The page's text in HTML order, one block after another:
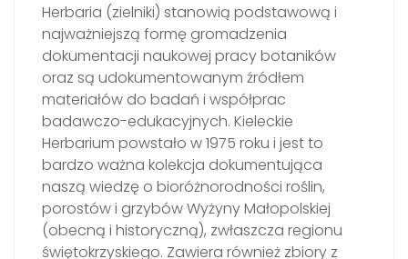
Herbaria (zielniki) stanowią podstawową i
najważniejszą formę gromadzenia
dokumentacji naukowej pracy botaników
oraz są udokumentowanym źródłem
materiałów do badań i współprac
badawczo-edukacyjnych. Kieleckie
Herbarium powstało w 1975 roku i jest to
bardzo ważna kolekcja dokumentująca
naszą wiedzę o bioróżnorodności roślin,
porostów i grzybów Wyżyny Małopolskiej
(obecną i historyczną), zwłaszcza regionu
świętokrzyskiego. Zawiera również zbiory z